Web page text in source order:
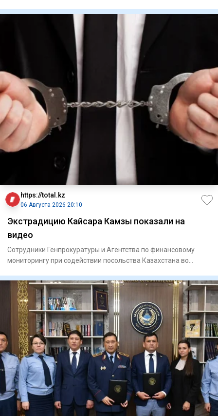
https://total.kz
06 Августа 2026 20:10
Экстрадицию Кайсара Камзы показали на
видео
Сотрудники Генпрокуратуры и Агентства по финансовому
мониторингу при содействии посольства Казахстана во